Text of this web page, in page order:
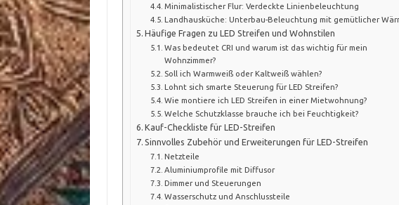
Minimalistischer Flur: Verdeckte Linienbeleuchtung
Landhausküche: Unterbau-Beleuchtung mit gemütlicher
Häufige Fragen zu LED Streifen und Wohnstilen
Was bedeutet CRI und warum ist das wichtig für mein
Wohnzimmer?
Soll ich Warmweiß oder Kaltweiß wählen?
Lohnt sich smarte Steuerung für LED Streifen?
Wie montiere ich LED Streifen in einer Mietwohnung?
Welche Schutzklasse brauche ich bei Feuchtigkeit?
Kauf-Checkliste für LED-Streifen
Sinnvolles Zubehör und Erweiterungen für LED-Streifen
Netzteile
Aluminiumprofile mit Diffusor
Dimmer und Steuerungen
Wasserschutz und Anschlussteile